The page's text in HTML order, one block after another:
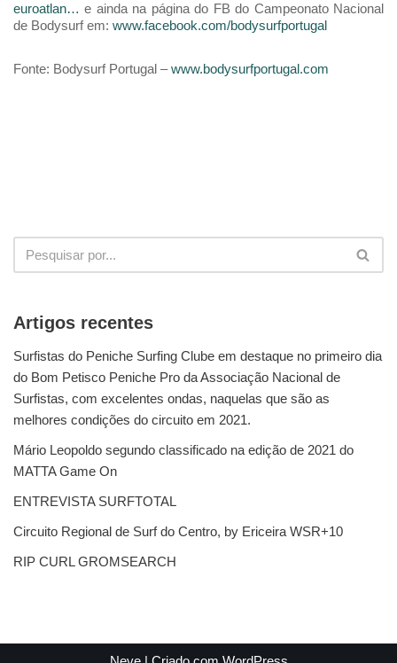
euroatlan… e ainda na página do FB do Campeonato Nacional
de Bodysurf em: www.facebook.com/bodysurfportugal
Fonte: Bodysurf Portugal –www.bodysurfportugal.com
Artigos recentes
Surfistas do Peniche Surfing Clube em destaque no primeiro dia
do Bom Petisco Peniche Pro da Associação Nacional de
Surfistas, com excelentes ondas, naquelas que são as
melhores condições do circuito em 2021.
Mário Leopoldo segundo classificado na edição de 2021 do
MATTA Game On
ENTREVISTA SURFTOTAL
Circuito Regional de Surf do Centro, by Ericeira WSR+10
RIP CURL GROMSEARCH